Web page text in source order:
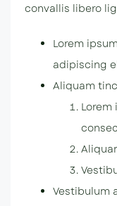
convallis libero
Lorem
adipiscing
Aliquam
Vestibulum